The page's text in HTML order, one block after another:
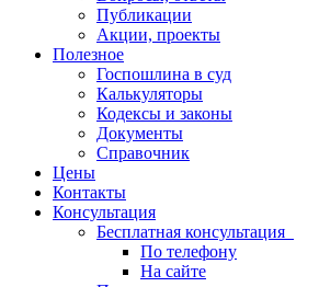
Публикации
Акции, проекты
Полезное
Госпошлина в суд
Калькуляторы
Кодексы и законы
Документы
Справочник
Цены
Контакты
Консультация
Бесплатная консультация
По телефону
На сайте